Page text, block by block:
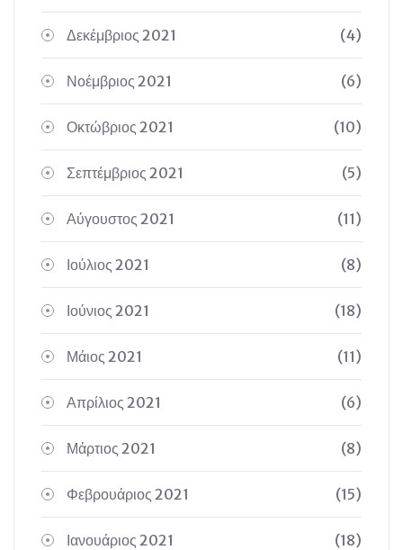
Δεκέμβριος 2021 (4)
Νοέμβριος 2021 (6)
Οκτώβριος 2021 (10)
Σεπτέμβριος 2021 (5)
Αύγουστος 2021 (11)
Ιούλιος 2021 (8)
Ιούνιος 2021 (18)
Μάιος 2021 (11)
Απρίλιος 2021 (6)
Μάρτιος 2021 (8)
Φεβρουάριος 2021 (15)
Ιανουάριος 2021 (18)